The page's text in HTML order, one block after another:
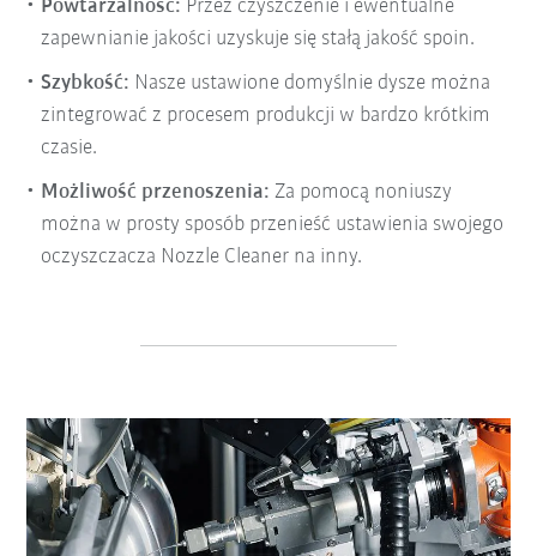
Powtarzalność: Przez czyszczenie i ewentualne
zapewnianie jakości uzyskuje się stałą jakość spoin.
Szybkość: Nasze ustawione domyślnie dysze można
zintegrować z procesem produkcji w bardzo krótkim
czasie.
Możliwość przenoszenia: Za pomocą noniuszy
można w prosty sposób przenieść ustawienia swojego
oczyszczacza Nozzle Cleaner na inny.